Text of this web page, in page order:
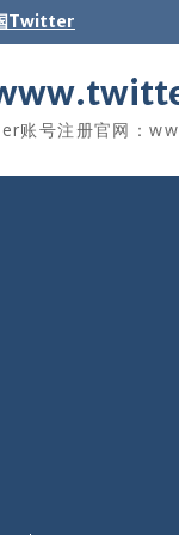
Twitter
账号注册官网：